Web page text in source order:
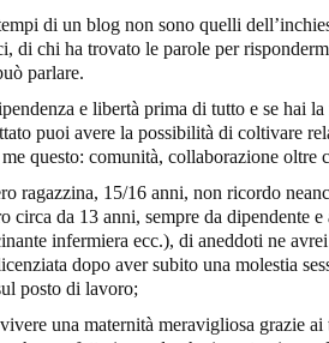
di un blog non sono quelli
di chi ha trovato le parole per
parlare.
e libertà prima di tutto e se hai
puoi avere la possibilità di coltivare
questo: comunità, collaborazione oltre
ragazzina, 15/16 anni, non ricordo
circa da 13 anni, sempre da dipendente
infermiera ecc.), di aneddoti ne
dopo aver subito una molestia
posto di lavoro;
una maternità meravigliosa grazie